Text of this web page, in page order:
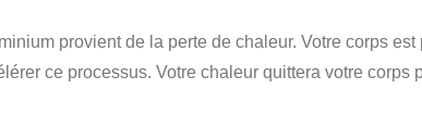
provient de la perte de chaleur. Votre corps
ce processus. Votre chaleur quittera votre